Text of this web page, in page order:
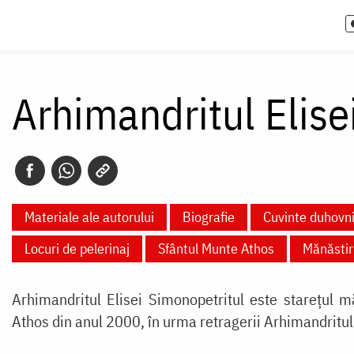
Arhimandritul
Materiale ale autorului Biografie
Cuvinte
Locuri de pelerinaj
Sfântul Munte Athos
Arhimandritul Elisei Simonopetritul este starețul
Athos din anul 2000, în urma retragerii